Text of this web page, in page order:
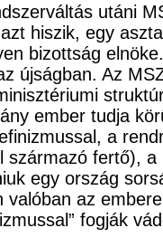
utáni
hiszik, egy
bizottság
újságban. Az
ember tudja
a
fertő),
egy ország
az
fogják